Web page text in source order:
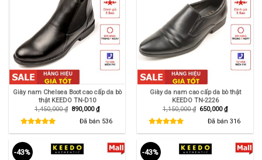
Giày nam Chelsea Boot cao cấp da bò
thật KEEDO TN-D10
1,450,000₫ Giá
1,450,000 ₫.
890,000₫Giá
hiện
tại
là:
890,000 ₫.
Đã bán 536
Giày da nam cao cấp da bò thật
KEEDO TN-2226
1,150,000₫ Giá
1,150,000 ₫.
650,000₫Giá
hiện
tại
là:
650,000 ₫.
Đã bán 316
-43% -43%